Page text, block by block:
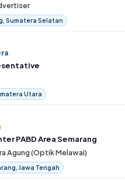
Sumatera Selatan
Utara
PABD Area Semarang
Agung (Optik Melawai)
Jawa Tengah